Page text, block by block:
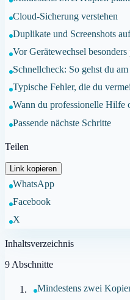
Cloud-Sicherung verstehen
Duplikate und Screenshots
Vor Gerätewechsel besonders
Schnellcheck: So gehst du
Typische Fehler, die du
Wann du professionelle Hilfe
Passende nächste Schritte
Teilen
Link kopieren
WhatsApp
Facebook
X
Inhaltsverzeichnis
9 Abschnitte
Mindestens zwei